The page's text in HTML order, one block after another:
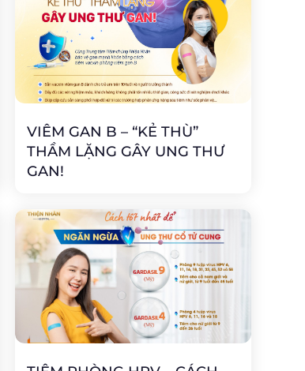
VIÊM GAN B – “KẺ THÙ”
THẦM LẶNG GÂY UNG THƯ
GAN!